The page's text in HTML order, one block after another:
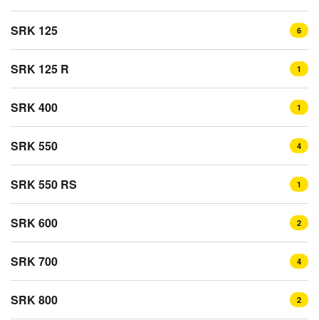
SRK 125 6
SRK 125 R 1
SRK 400 1
SRK 550 4
SRK 550 RS 1
SRK 600 2
SRK 700 4
SRK 800 2